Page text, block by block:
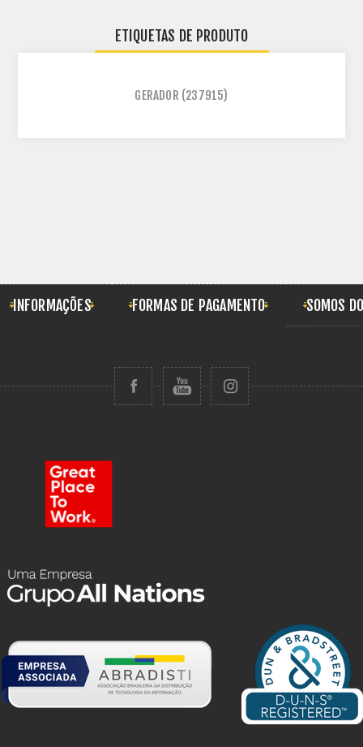
ETIQUETAS DE PRODUTO
GERADOR (237915)
INFORMAÇÕES FORMAS DE PAGAMENTO SOMOS